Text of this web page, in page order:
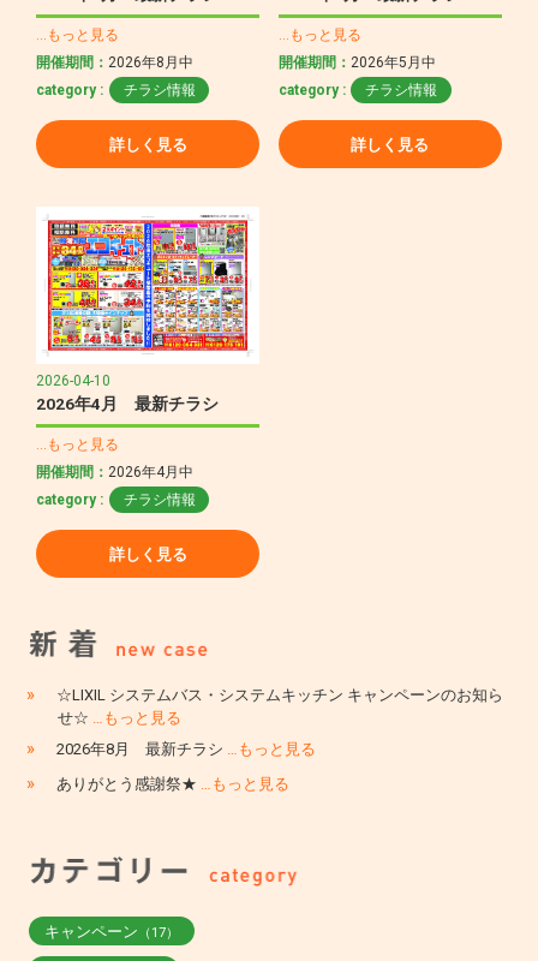
…もっと見る
開催期間：2026年8月中
category :
チラシ情報
詳しく見る
…もっと見る
開催期間：2026年5月中
category :
チラシ情報
詳しく見る
2026-04-10
2026年4月 最新チラシ
…もっと見る
開催期間： 2026年4月中
category :
チラシ情報
詳しく見る
»
☆LIXIL システムバス・システムキッチン キャンペーンのお知ら
せ☆
…もっと見る
» 2026年8月 最新チラシ …もっと見る
» ありがとう感謝祭★ …もっと見る
キャンペーン （17）